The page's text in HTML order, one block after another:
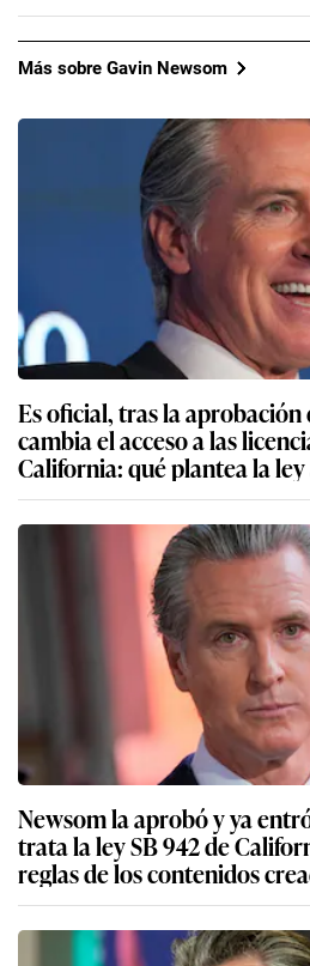
Más sobre Gavin Newsom
Es oficial, tras la aprobación
cambia el acceso a las
California: qué plantea la ley
Newsom la aprobó y ya
trata la ley SB 942 de
reglas de los contenidos